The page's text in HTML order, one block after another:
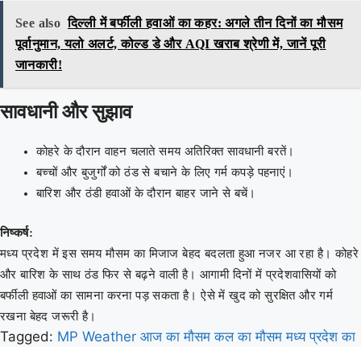
See also दिल्ली में बर्फीली हवाओं का कहर: अगले तीन दिनों का मौसम
पूर्वानुमान, यलो अलर्ट, कोल्ड डे और AQI खराब श्रेणी में, जानें पूरी
जानकारी!
सावधानी और सुझाव
कोहरे के दौरान वाहन चलाते समय अतिरिक्त सावधानी बरतें।
बच्चों और बुजुर्गों को ठंड से बचाने के लिए गर्म कपड़े पहनाएं।
बारिश और ठंडी हवाओं के दौरान बाहर जाने से बचें।
निष्कर्ष:
मध्य प्रदेश में इस समय मौसम का मिजाज बेहद बदलता हुआ नजर आ रहा है। कोहरे
और बारिश के साथ ठंड फिर से बढ़ने वाली है। आगामी दिनों में प्रदेशवासियों को
बर्फीली हवाओं का सामना करना पड़ सकता है। ऐसे में खुद को सुरक्षित और गर्म
रखना बेहद जरूरी है।
Tagged: MP Weather आज का मौसम कल का मौसम मध्य प्रदेश का